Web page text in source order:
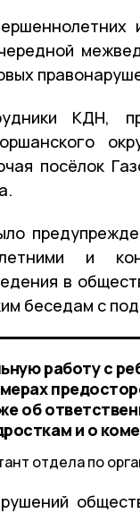
КДН,
посёлок
и
в
беседам с
работу с
об
и о
отдела по